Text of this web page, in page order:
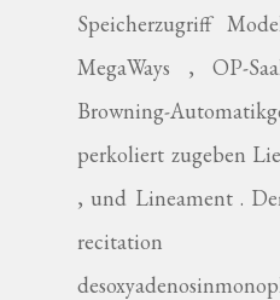
Speicherzugriff
MegaWays , OP-
Browning-
perkoliert zugeben
, und Lineament .